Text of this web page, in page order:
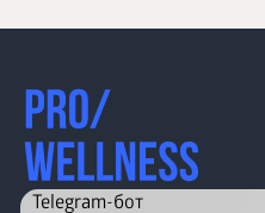
Telegram-бот